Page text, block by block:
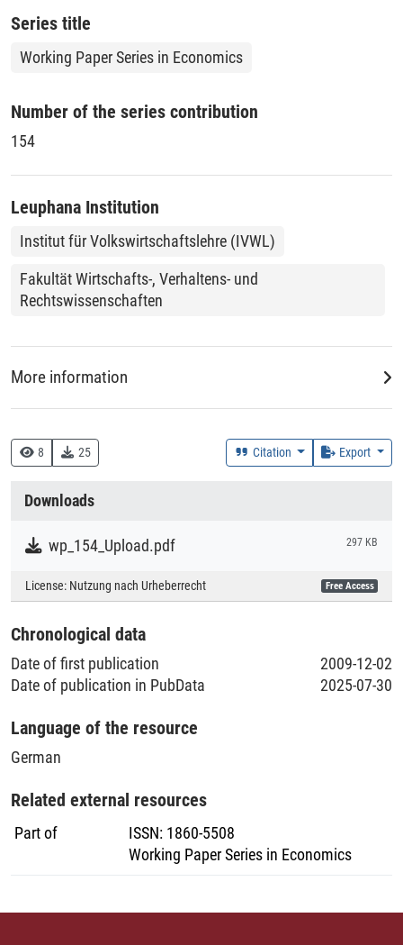
8 25 Citation Export
Downloads
wp_154_Upload.pdf 297 KB
License: Nutzung nach Urheberrecht Free Access
Chronological data
Date of first publication
2009-12-02
Date of publication in PubData
2025-07-30
Language of the resource
German
Related external resources
Part of ISSN: 1860-5508
Working Paper Series in Economics
Series title
Working Paper Series in Economics
Number of the series contribution
154
Leuphana Institution
Institut für Volkswirtschaftslehre (IVWL)
Fakultät Wirtschafts-, Verhaltens- und
Rechtswissenschaften
More information
330 :: Wirtschaft
Creation Context
Collections
Literaturpublikationen